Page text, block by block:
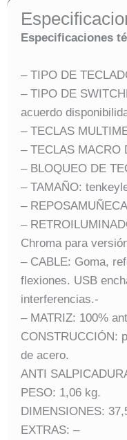
Especificaciones
– TIPO DE
– TIPO DE
acuerdo
– TECLAS
– TECLAS MACRO
– BLOQUEO DE
– TAMAÑO:
–
–
Chroma para
– CABLE: Goma,
flexiones. USB
interferencias.-
– MATRIZ: 100%
CONSTRUCCIÓN:
de acero.
ANTI
PESO: 1,06 kg.
DIMENSIONES:
EXTRAS: –